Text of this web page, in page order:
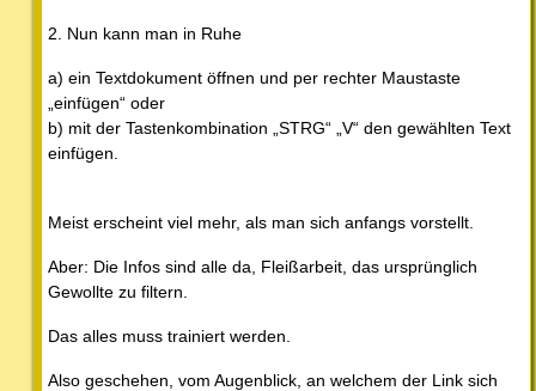
2. Nun kann man in Ruhe
a) ein Textdokument öffnen und per rechter Maustaste
„einfügen“ oder
b) mit der Tastenkombination „STRG“ „V“ den gewählten Text
einfügen.
Meist erscheint viel mehr, als man sich anfangs vorstellt.
Aber: Die Infos sind alle da, Fleißarbeit, das ursprünglich
Gewollte zu filtern.
Das alles muss trainiert werden.
Also geschehen, vom Augenblick, an welchem der Link sich